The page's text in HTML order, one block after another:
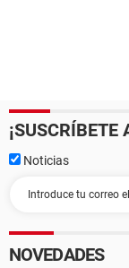
¡SUSCRÍBETE
Noticias
NOVEDADES